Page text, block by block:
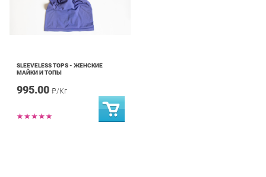
SLEEVELESS TOPS - ЖЕНСКИЕ
МАЙКИ И ТОПЫ
995.00 ₽/Кг